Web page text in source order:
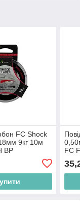
FC Shock
9кг 10м
BP
FC